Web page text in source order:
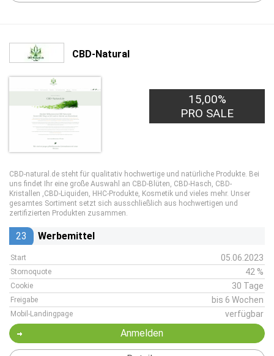
CBD-Natural
15,00%
PRO SALE
CBD-natural.de steht für qualitativ hochwertige und natürliche Produkte. Bei
uns findet Ihr eine große Auswahl an CBD-Blüten, CBD-Hasch, CBD-
Kristallen ,CBD-Liquiden, HHC-Produkte, Kosmetik und vieles mehr. Unser
gesamtes Sortiment setzt sich ausschließlich aus hochwertigen und
zertifizierten Produkten zusammen.
23 Werbemittel
Start 05.06.2023
Stornoquote 42 %
Cookie 30 Tage
Freigabe bis 6 Wochen
Mobil-Landingpage verfügbar
Anmelden